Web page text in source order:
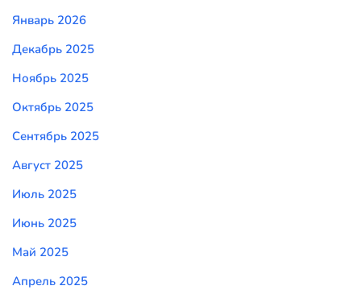
Январь 2026
Декабрь 2025
Ноябрь 2025
Октябрь 2025
Сентябрь 2025
Август 2025
Июль 2025
Июнь 2025
Май 2025
Апрель 2025